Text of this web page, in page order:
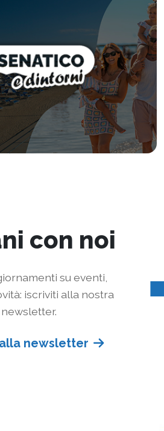
con noi
su eventi,
iscriviti alla nostra
newsletter.
newsletter